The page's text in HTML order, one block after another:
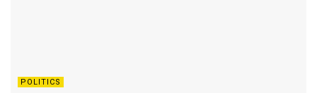
POLITICS